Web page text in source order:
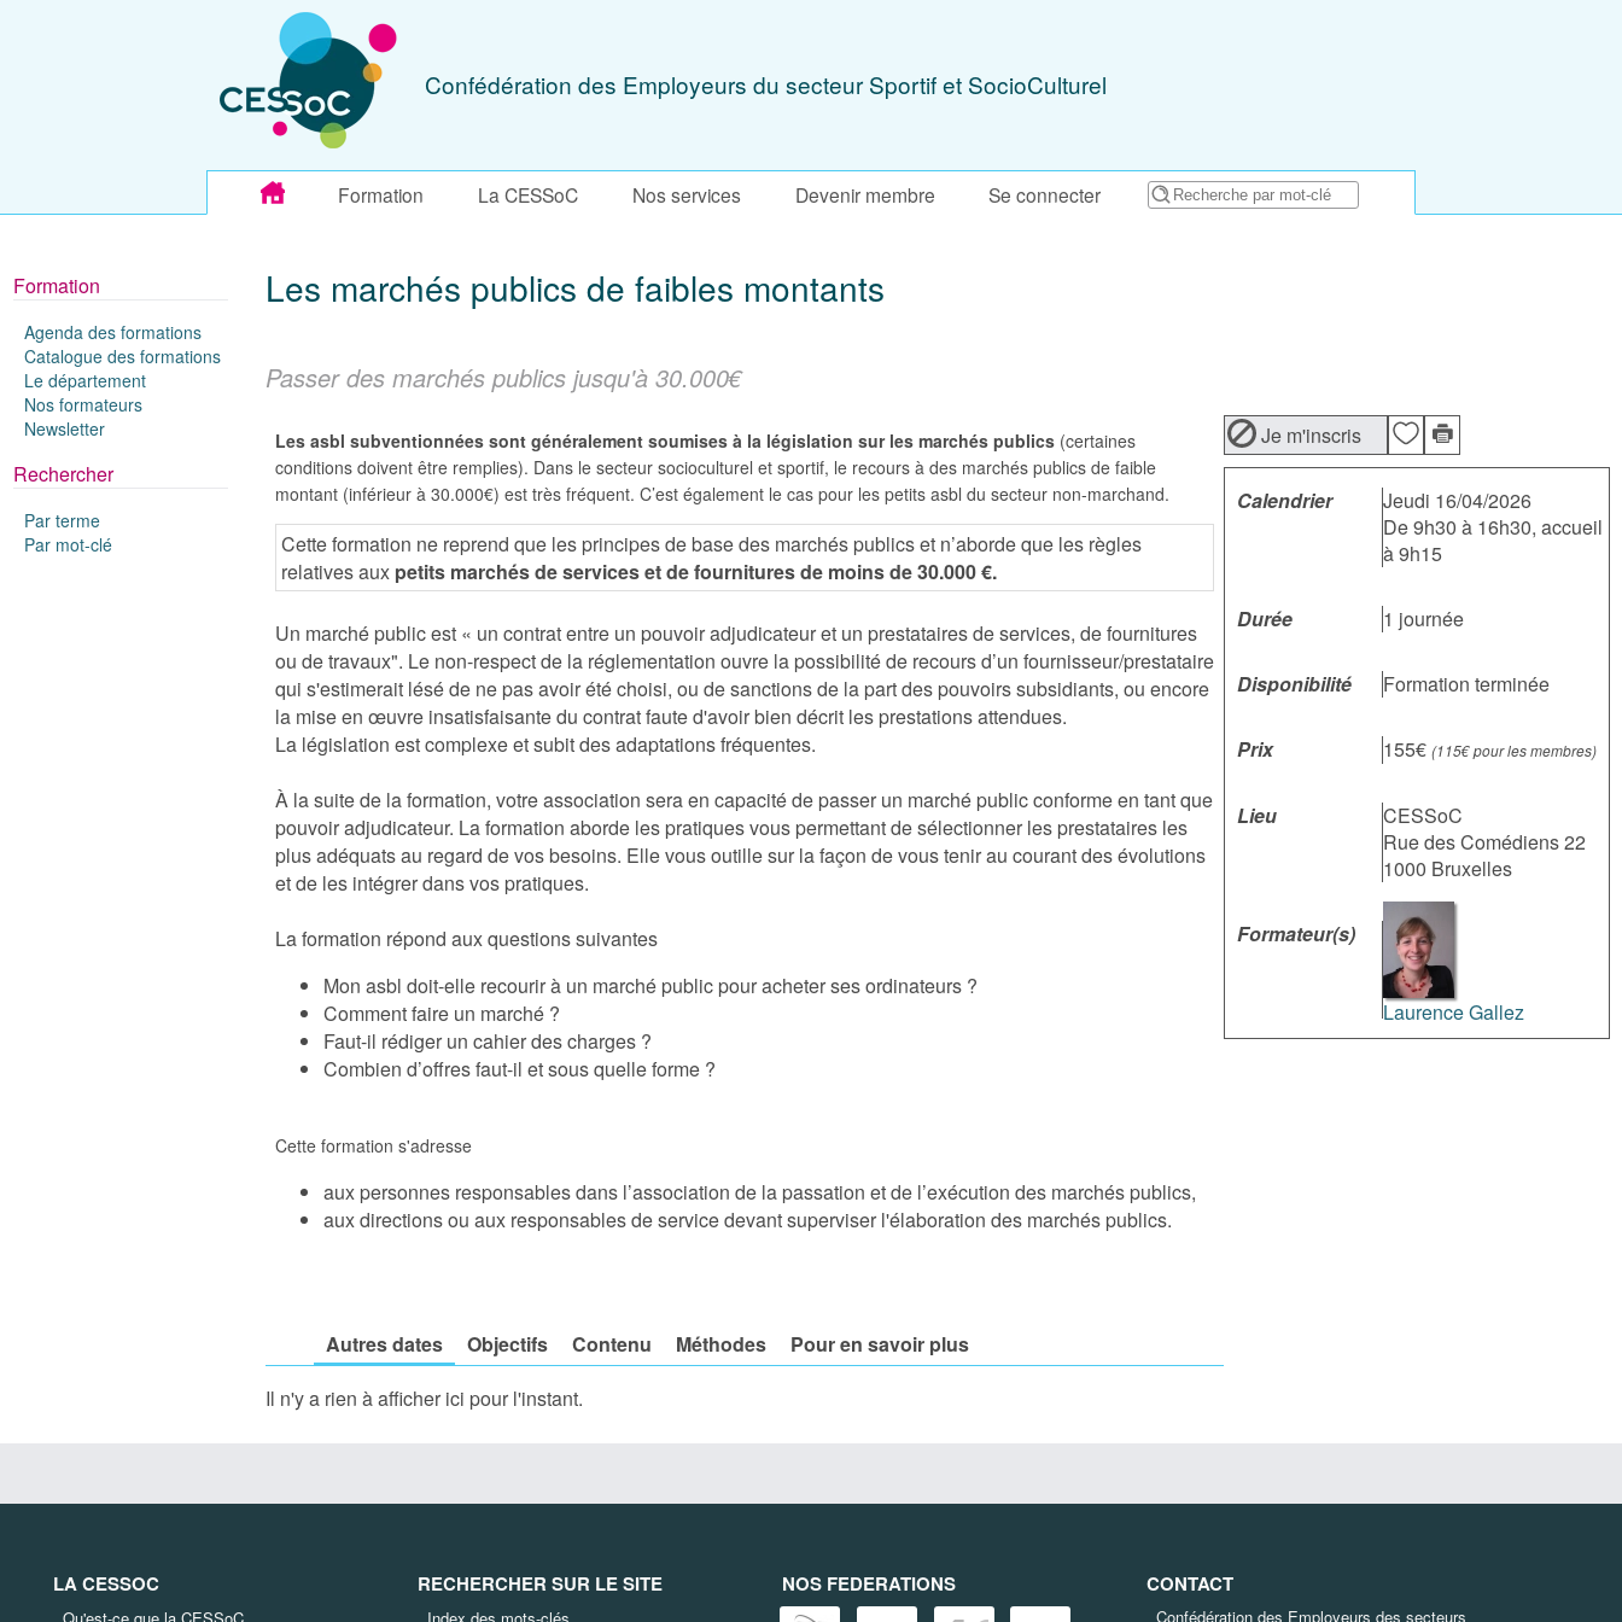
Confédération des Employeurs du secteur Sportif et SocioCulturel
Formation La CESSoC Nos services Devenir membre Se connecter
Formation
Agenda des formations
Catalogue des formations
Le département
Nos formateurs
Newsletter
Rechercher
Par terme
Par mot-clé
Les marchés publics de faibles montants
Passer des marchés publics jusqu'à 30.000€
Les asbl subventionnées sont généralement soumises à la législation sur les marchés publics (certaines
conditions doivent être remplies). Dans le secteur socioculturel et sportif, le recours à des marchés publics de faible
montant (inférieur à 30.000€) est très fréquent. C’est également le cas pour les petits asbl du secteur non-marchand.
Cette formation ne reprend que les principes de base des marchés publics et n’aborde que les règles
relatives aux petits marchés de services et de fournitures de moins de 30.000 €.
Un marché public est « un contrat entre un pouvoir adjudicateur et un prestataires de services, de fournitures
ou de travaux". Le non-respect de la réglementation ouvre la possibilité de recours d’un fournisseur/prestataire
qui s'estimerait lésé de ne pas avoir été choisi, ou de sanctions de la part des pouvoirs subsidiants, ou encore
la mise en œuvre insatisfaisante du contrat faute d'avoir bien décrit les prestations attendues.
La législation est complexe et subit des adaptations fréquentes.
À la suite de la formation, votre association sera en capacité de passer un marché public conforme en tant que
pouvoir adjudicateur. La formation aborde les pratiques vous permettant de sélectionner les prestataires les
plus adéquats au regard de vos besoins. Elle vous outille sur la façon de vous tenir au courant des évolutions
et de les intégrer dans vos pratiques.
La formation répond aux questions suivantes
Mon asbl doit-elle recourir à un marché public pour acheter ses ordinateurs ?
Comment faire un marché ?
Faut-il rédiger un cahier des charges ?
Combien d’offres faut-il et sous quelle forme ?
Cette formation s'adresse
aux personnes responsables dans l’association de la passation et de l’exécution des marchés publics,
aux directions ou aux responsables de service devant superviser l'élaboration des marchés publics.
Autres dates Objectifs Contenu Méthodes
Pour en savoir plus
Il n'y a rien à afficher ici pour l'instant.
Je m'inscris
Calendrier
Jeudi 16/04/2026
De 9h30 à 16h30, accueil
à 9h15
Durée 1 journée
Disponibilité Formation terminée
Prix 155€ (115€ pour les membres)
Lieu
CESSoC
Rue des Comédiens 22
1000 Bruxelles
Formateur(s)
Laurence Gallez
LA CESSOC
Qu'est-ce que la CESSoC
RECHERCHER SUR LE SITE
Index des mots-clés
NOS FEDERATIONS CONTACT
Confédération des Employeurs des secteurs